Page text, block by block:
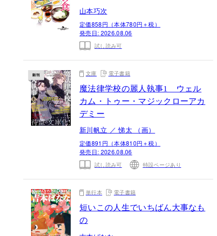
山本巧次
定価858円（本体780円＋税）
発売日: 2026.08.06
試し読み可
文庫 電子書籍
魔法律学校の麗人執事1 ウェル
カム・トゥー・マジックローアカ
デミー
新川帆立 ／ 悌太 （画）
定価891円（本体810円＋税）
発売日: 2026.08.06
試し読み可 特設ページあり
単行本 電子書籍
短いこの人生でいちばん大事なも
の